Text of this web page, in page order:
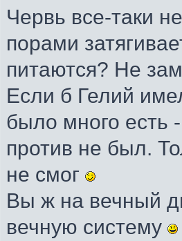
Червь все-таки
порами
питаются? Не
Если б Гелий
было много есть
против не был.
не смог
Вы ж на вечный
вечную систему